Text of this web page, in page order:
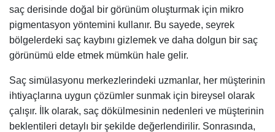
saç derisinde doğal bir görünüm oluşturmak için mikro
pigmentasyon yöntemini kullanır. Bu sayede, seyrek
bölgelerdeki saç kaybını gizlemek ve daha dolgun bir saç
görünümü elde etmek mümkün hale gelir.
Saç simülasyonu merkezlerindeki uzmanlar, her müşterinin
ihtiyaçlarına uygun çözümler sunmak için bireysel olarak
çalışır. İlk olarak, saç dökülmesinin nedenleri ve müşterinin
beklentileri detaylı bir şekilde değerlendirilir. Sonrasında,